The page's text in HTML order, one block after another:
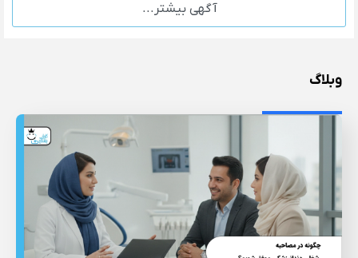
آگهی بیشتر...
وبلاگ